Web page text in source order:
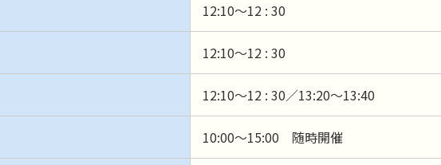
12:10～12 : 30
12:10～12 : 30
12:10～12 : 30／13:20～13:40
10:00～15:00 随時開催